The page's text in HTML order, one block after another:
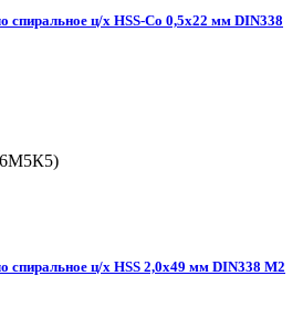
спиральное ц/х HSS-Co 0,5х22 мм DIN338
спиральное ц/х HSS 2,0х49 мм DIN338 М2